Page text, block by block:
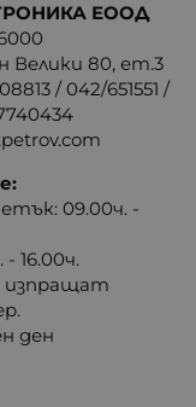
ЕООД
Велики 80, ет.3
/042/651551 /
09.00ч. -
16.00ч.
изпращат
ден